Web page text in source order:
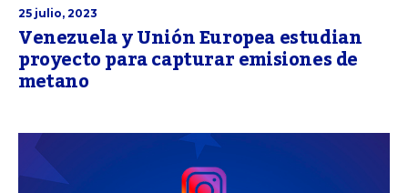
25 julio, 2023
Venezuela y Unión Europea estudian
proyecto para capturar emisiones de
metano